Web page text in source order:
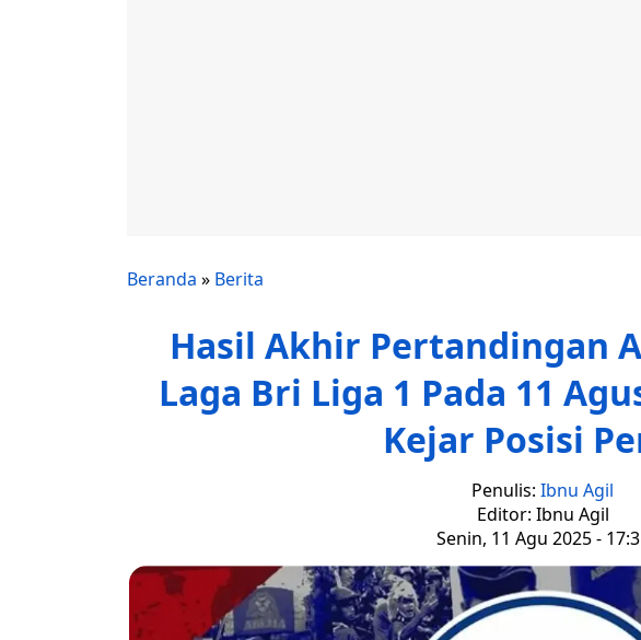
Beranda » Berita
Hasil Akhir Pertandingan
Laga Bri Liga 1 Pada 11
Kejar Posisi
Penulis: Ibnu Agil
Editor: Ibnu Agil
Senin, 11 Agu 2025 -